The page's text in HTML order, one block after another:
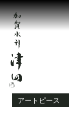
アートピース